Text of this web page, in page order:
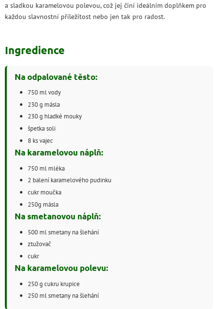
a sladkou karamelovou polevou, což jej činí ideálním doplňkem pro
každou slavnostní příležitost nebo jen tak pro radost.
Ingredience
Na odpalované těsto:
750 ml vody
230 g másla
230 g hladké mouky
špetka soli
8 ks vajec
Na karamelovou náplň:
750 ml mléka
2 balení karamelového pudinku
cukr moučka
250g másla
Na smetanovou náplň:
500 ml smetany na šlehání
ztužovač
cukr
Na karamelovou polevu:
250 g cukru krupice
250 ml smetany na šlehání